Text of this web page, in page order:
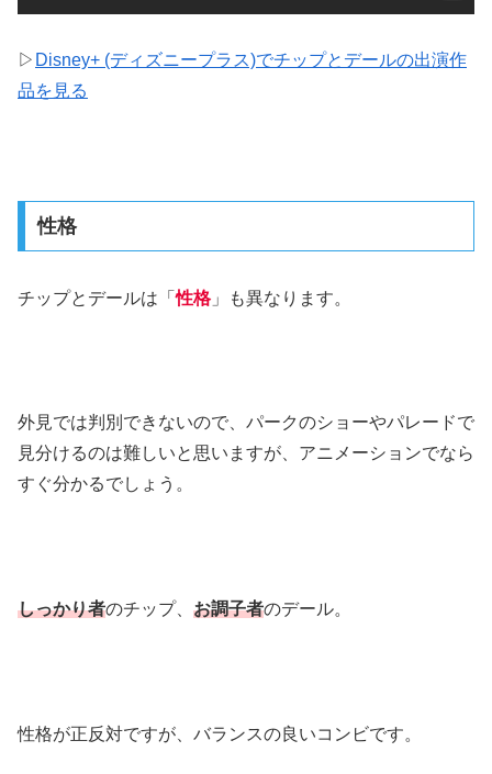
▷ Disney+ (ディズニープラス)でチップとデールの出演作
品を見る
性格
チップとデールは「性格」も異なります。
外見では判別できないので、パークのショーやパレードで
見分けるのは難しいと思いますが、アニメーションでなら
すぐ分かるでしょう。
しっかり者のチップ、 お調子者のデール。
性格が正反対ですが、バランスの良いコンビです。